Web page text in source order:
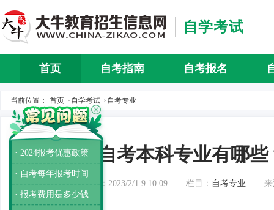
自学考试
首页 自考指南 自考报名
当前位置： 首页 > 自学考试 > 自考专业
中山自考本科专业有哪
发布时间：2023/2/1 9:10:09 栏目： 自考专业
· 2024报考优惠政策
· 自考每年报考时间
· 报考费用是多少钱